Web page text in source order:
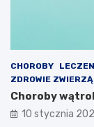
m
d
o
m
CHOROBY
ZDROWIE
Choroby
10 stycznia